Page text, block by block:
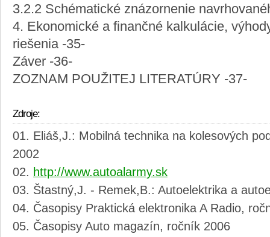
3.2.2 Schématické znázornenie
4. Ekonomické a finančné kalkulácie,
riešenia -35-
Záver -36-
ZOZNAM POUŽITEJ LITERATÚRY -37-
Zdroje:
Eliáš,J.: Mobilná technika na kolesových
2002
http://www.autoalarmy.sk
Štastný,J. - Remek,B.: Autoelektrika a
Časopisy Praktická elektronika A Radio,
Časopisy Auto magazín, ročník 2006